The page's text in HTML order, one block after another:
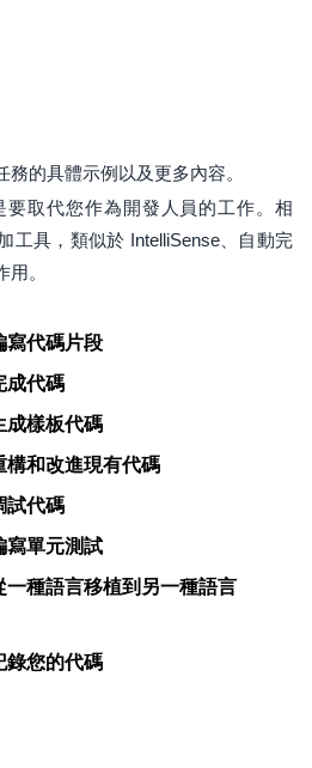
的具體示例以及更多內容。
要取代您作為開發人員的工作。相
工具，類似於 IntelliSense、自動完
。
寫代碼片段
成代碼
成樣板代碼
和改進現有代碼
試代碼
寫單元測試
種語言移植到另一種語言
錄您的代碼